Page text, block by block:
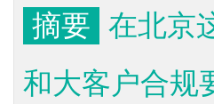
摘要 在北京
和大客户合规